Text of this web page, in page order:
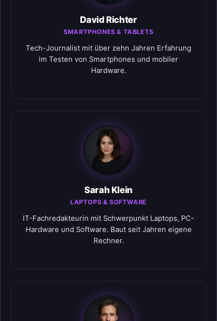
David Richter
SMARTPHONES & TABLETS
Tech-Journalist mit über zehn Jahren Erfahrung
im Testen von Smartphones und mobiler
Hardware.
Sarah Klein
LAPTOPS & SOFTWARE
IT-Fachredakteurin mit Schwerpunkt Laptops, PC-
Hardware und Software. Baut seit Jahren eigene
Rechner.